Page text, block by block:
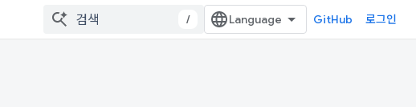
/ GitHub 로그인